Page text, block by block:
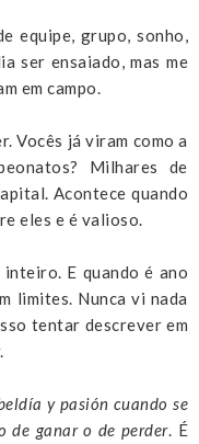
equipe, grupo, sonho,
ser ensaiado, mas me
em campo.
Vocês já viram como a
Milhares de
Acontece quando
eles e é valioso.
E quando é ano
limites. Nunca vi nada
tentar descrever em
y pasión cuando se
de ganar o de perder. É